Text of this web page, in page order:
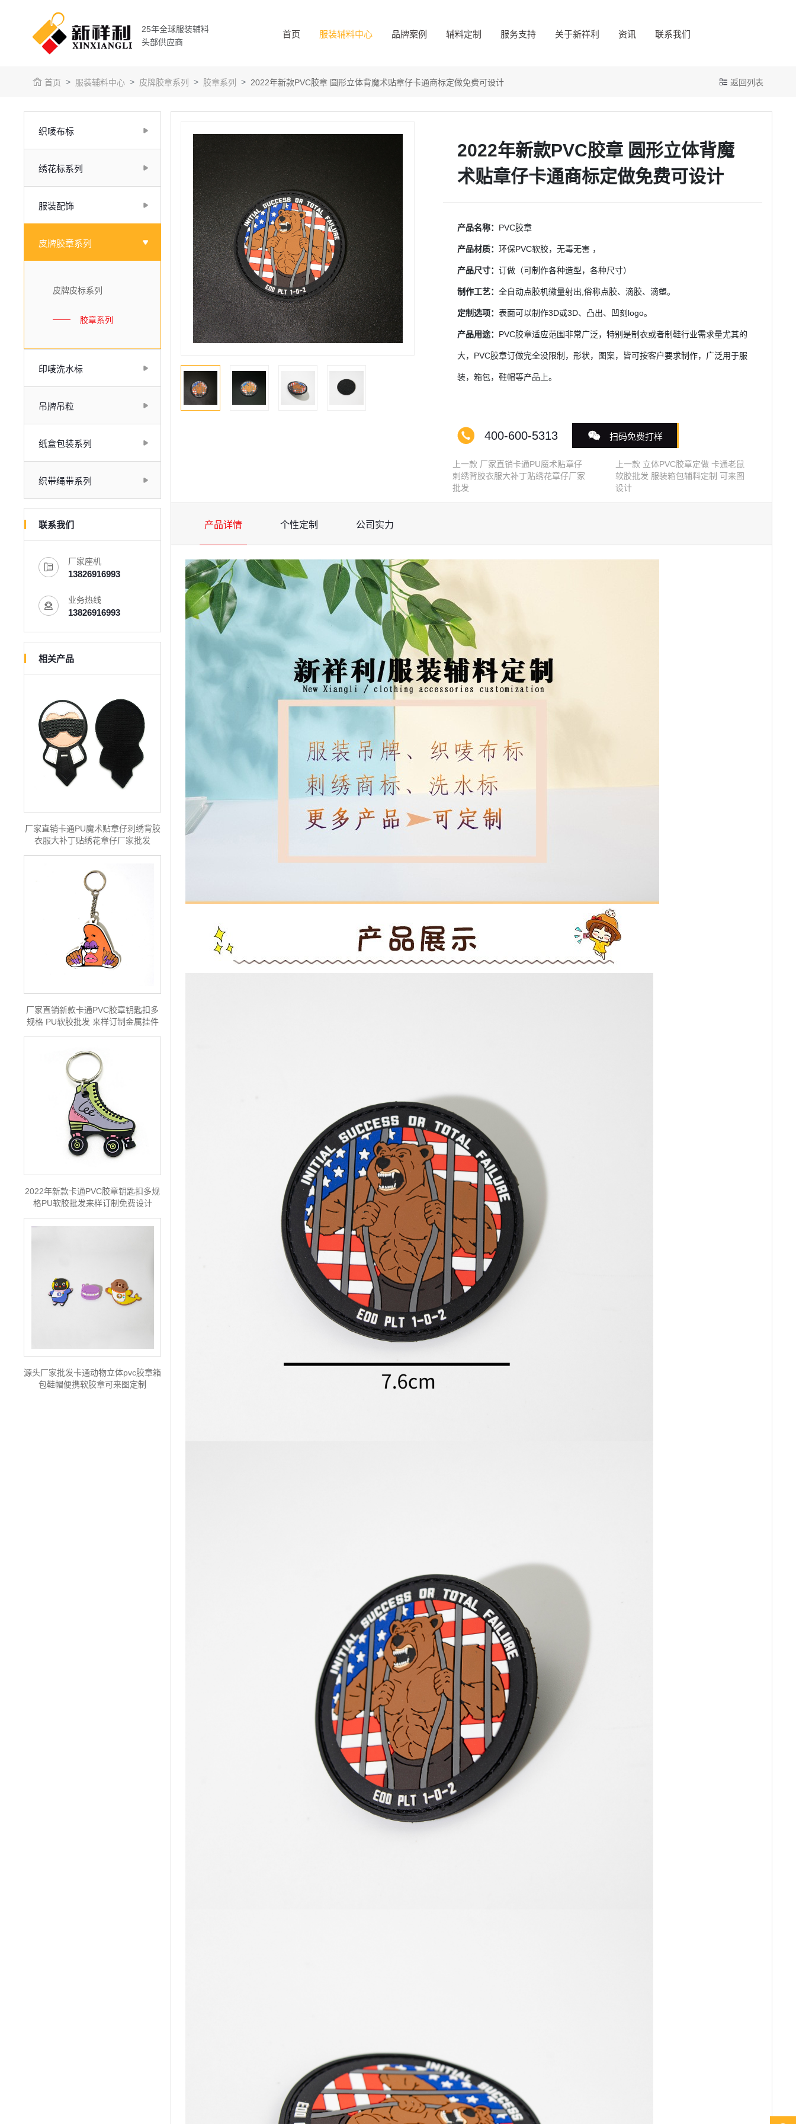
25年全球服装辅料
头部供应商
首页 服装辅料中心 品牌案例 辅料定制 服务支持 关于新祥利 资讯 联系我们
首页 服装辅料中心 皮牌胶章系列 胶章系列 2022年新款PVC胶章 圆形立体背魔术贴章仔卡通商标定做免费可设计 返回列表
织唛布标
绣花标系列
服装配饰
皮牌胶章系列
皮牌皮标系列
胶章系列
印唛洗水标
吊牌吊粒
纸盒包装系列
织带绳带系列
联系我们
厂家座机
13826916993
业务热线
13826916993
相关产品
厂家直销卡通PU魔术贴章仔刺绣背胶
衣服大补丁贴绣花章仔厂家批发
厂家直销新款卡通PVC胶章钥匙扣多
规格 PU软胶批发 来样订制金属挂件
2022年新款卡通PVC胶章钥匙扣多规
格PU软胶批发来样订制免费设计
源头厂家批发卡通动物立体pvc胶章箱
包鞋帽便携软胶章可来图定制
2022年新款PVC胶章 圆形立体背魔
术贴章仔卡通商标定做免费可设计
产品名称： PVC胶章
产品材质：环保PVC软胶，无毒无害 ，
产品尺寸：订做（可制作各种造型，各种尺寸）
制作工艺：全自动点胶机微量射出,俗称点胶、滴胶、滴塑。
定制选项：表面可以制作3D或3D、凸出、凹刻logo。
产品用途： PVC胶章适应范围非常广泛，特别是制衣或者制鞋行业需求量尤其的
大，PVC胶章订做完全没限制，形状，图案，皆可按客户要求制作，广泛用于服
装，箱包，鞋帽等产品上。
400-600-5313 扫码免费打样
上一款 厂家直销卡通PU魔术贴章仔
刺绣背胶衣服大补丁贴绣花章仔厂家
批发
上一款 立体PVC胶章定做 卡通老鼠
软胶批发 服装箱包辅料定制 可来图
设计
产品详情 个性定制 公司实力